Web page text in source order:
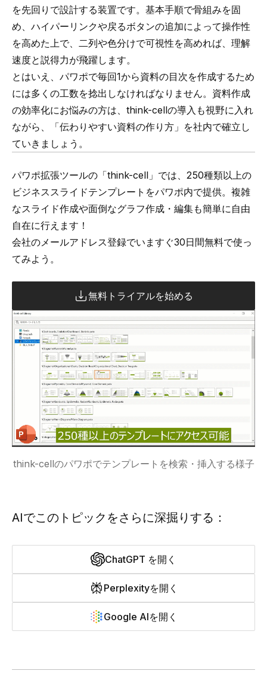
を先回りで設計する装置です。基本手順で骨組みを固
め、ハイパーリンクや戻るボタンの追加によって操作性
を高めた上で、二列や色分けで可視性を高めれば、理解
速度と説得力が飛躍します。
とはいえ、パワポで毎回1から資料の目次を作成するため
には多くの工数を捻出しなければなりません。資料作成
の効率化にお悩みの方は、think-cellの導入も視野に入れ
ながら、「伝わりやすい資料の作り方」を社内で確立し
ていきましょう。
パワポ拡張ツールの「think-cell」では、 250種類以上の
ビジネススライドテンプレートをパワポ内で提供。複雑
なスライド作成や面倒なグラフ作成・編集も簡単に自由
自在に行えます！
会社のメールアドレス登録でいますぐ30日間無料で使っ
てみよう。
無料トライアルを始める
think-cellのパワポでテンプレートを検索・挿入する様子
AIでこのトピックをさらに深掘りする：
ChatGPT を開く
Perplexityを開く
Google AIを開く